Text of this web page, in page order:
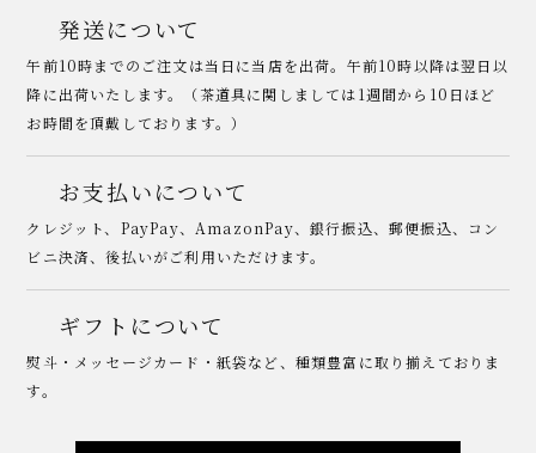
発送について
午前10時までのご注文は当日に当店を出荷。午前10時以降は翌日以
降に出荷いたします。（茶道具に関しましては1週間から10日ほど
お時間を頂戴しております。）
お支払いについて
クレジット、PayPay、AmazonPay、銀行振込、郵便振込、コン
ビニ決済、後払いがご利用いただけます。
ギフトについて
熨斗・メッセージカード・紙袋など、種類豊富に取り揃えておりま
す。